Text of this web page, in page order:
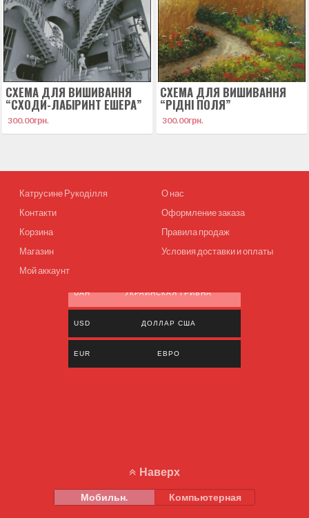
СХЕМА ДЛЯ ВИШИВАННЯ
“СХОДИ-ЛАБІРИНТ ЕШЕРА”
300.00грн.
СХЕМА ДЛЯ ВИШИВАННЯ
“РІДНІ ПОЛЯ”
300.00грн.
Катрусине Рукоділля
Контакти
Корзина
Магазин
Мой аккаунт
О нас
Оформление заказа
Правила продаж
Условия доставки и оплаты
UAH УКРАИНСКАЯ ГРИВНА
USD ДОЛЛАР США
EUR ЕВРО
Наверх
Мобильн. Компьютерная